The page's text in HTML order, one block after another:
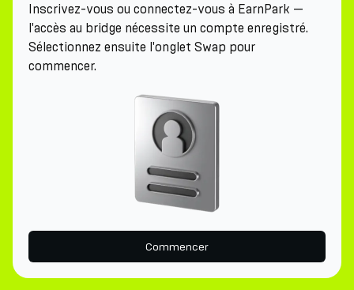
Inscrivez-vous ou connectez-vous à EarnPark —
l'accès au bridge nécessite un compte enregistré.
Sélectionnez ensuite l'onglet Swap pour
commencer.
Commencer